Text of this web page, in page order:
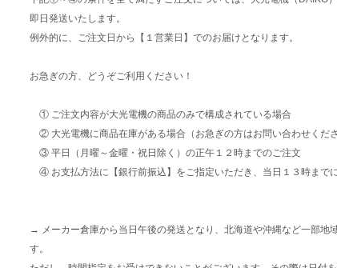
即日発送いたします。
例外的に、ご注文日から【１営業日】でのお届けとなります。
お急ぎの方、どうぞご利用ください！
① ご注文内容が大光電機の商品のみで構成されている場合
② 大光電機に商品在庫がある場合（お急ぎの方はお問い合わせくださ
③ 平日（月曜～金曜・祝日除く）の正午１２時までのご注文
④ お支払方法に【銀行前振込】をご指定いただき、当日１３時まで
→ メーカー倉庫から当日午後の発送となり、北海道や沖縄など一部地
す。